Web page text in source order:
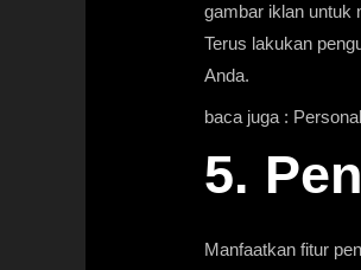
gambar iklan untuk
Terus lakukan
Anda.
baca juga :
5.
Manfaatkan fitur